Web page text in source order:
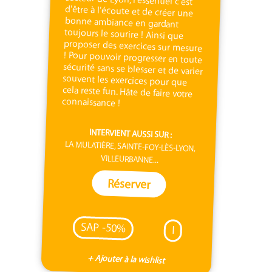
connaissance !
INTERVIENT AUSSI SUR :
LA MULATIÈRE, SAINTE-FOY-LÈS-LYON,
VILLEURBANNE...
Réserver
SAP -50% I
+ Ajouter à la wishlist